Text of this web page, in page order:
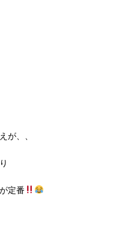
が、、
定番